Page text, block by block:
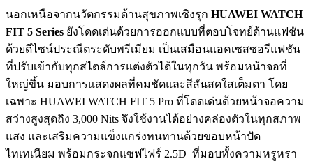
นอกเหนือจากนวัตกรรมด้านสุขภาพเชิงรุก HUAWEI WATCH
FIT 5 Series ยังโดดเด่นด้วยการออกแบบที่ตอบโจทย์ด้านแฟชัน
ด้วยดีไซน์ประณีตระดับพรีเมียม เป็นเสมือนแอคเซสซอรีแฟชัน
ที่ปรับเข้ากับทุกสไตล์การแต่งตัวได้ในทุกวัน พร้อมหน้าจอที่
ใหญ่ขึ้น มอบการแสดงผลที่คมชัดและสีสันสดใสเต็มตา โดย
เฉพาะ HUAWEI WATCH FIT 5 Pro ที่โดดเด่นด้วยหน้าจอความ
สว่างสูงสุดถึง 3,000 Nits จึงใช้งานได้อย่างคล่องตัวในทุกสภาพ
แสง และเสริมความแข็งแกร่งทนทานด้วยขอบหน้าปัด
ไทเทเนียม พร้อมกระจกแซฟไฟร์ 2.5D ที่มอบทั้งความหรูหรา